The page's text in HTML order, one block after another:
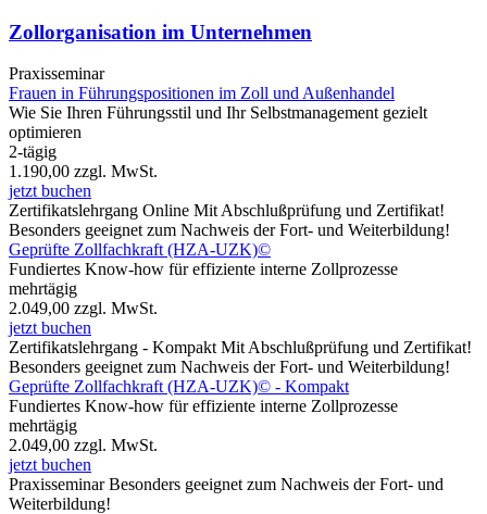
Zollorganisation im Unternehmen
Praxisseminar
Frauen in Führungspositionen im Zoll und Außenhandel
Wie Sie Ihren Führungsstil und Ihr Selbstmanagement gezielt
optimieren
2-tägig
1.190,00 zzgl. MwSt.
jetzt buchen
Zertifikatslehrgang Online Mit Abschlußprüfung und Zertifikat!
Besonders geeignet zum Nachweis der Fort- und Weiterbildung!
Geprüfte Zollfachkraft (HZA-UZK)©
Fundiertes Know-how für effiziente interne Zollprozesse
mehrtägig
2.049,00 zzgl. MwSt.
jetzt buchen
Zertifikatslehrgang - Kompakt Mit Abschlußprüfung und Zertifikat!
Besonders geeignet zum Nachweis der Fort- und Weiterbildung!
Geprüfte Zollfachkraft (HZA-UZK)© - Kompakt
Fundiertes Know-how für effiziente interne Zollprozesse
mehrtägig
2.049,00 zzgl. MwSt.
jetzt buchen
Praxisseminar Besonders geeignet zum Nachweis der Fort- und
Weiterbildung!